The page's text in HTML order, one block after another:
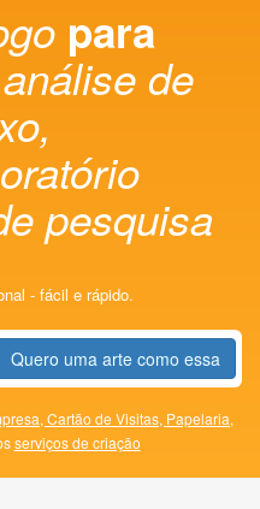
para
de
pesquisa
- fácil e rápido.
Quero uma arte como essa
Cartão de Visitas, Papelaria,
serviços de criação